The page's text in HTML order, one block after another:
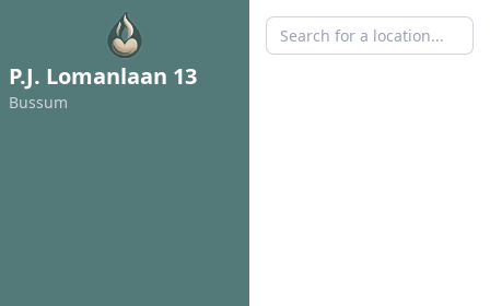
P.J. Lomanlaan 13
Bussum